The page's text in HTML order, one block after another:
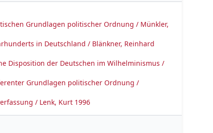
Grundlagen politischer Ordnung / Münkler,
in Deutschland / Blänkner, Reinhard
Disposition der Deutschen im Wilhelminismus /
Grundlagen politischer Ordnung /
/ Lenk, Kurt 1996